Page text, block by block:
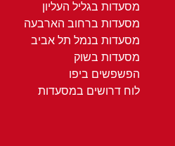
מסעדות בגליל העליון
מסעדות ברחוב הארבעה
מסעדות בנמל תל אביב
מסעדות בשוק
הפשפשים ביפו
לוח דרושים במסעדות